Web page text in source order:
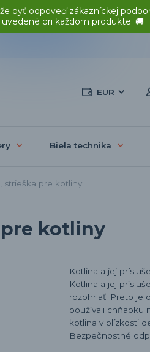
odpoveď zákazníckej
pri každom produkte. 🚚
EUR
Biela technika
strieška pre kotliny
pre kotliny
Kotlina a jej
Kotlina a jej
rozohriať. Preto je
používali chňapku
kotlina v blízkosti
Bezpečnostné